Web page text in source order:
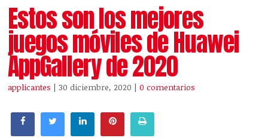
Estos son los mejores
juegos móviles de Huawei
AppGallery de 2020
applicantes | 30 diciembre, 2020 |0 comentarios